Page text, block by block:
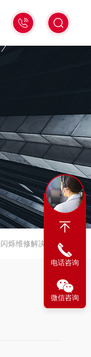
18516586104
微
烁维修解决方法
电话咨询
微信咨询